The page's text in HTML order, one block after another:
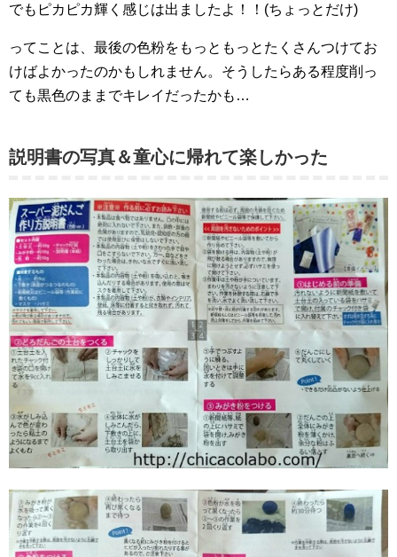
でもピカピカ輝く感じは出ましたよ！！(ちょっとだけ)
ってことは、最後の色粉をもっともっとたくさんつけてお
けばよかったのかもしれません。そうしたらある程度削っ
ても黒色のままでキレイだったかも…
説明書の写真＆童心に帰れて楽しかった